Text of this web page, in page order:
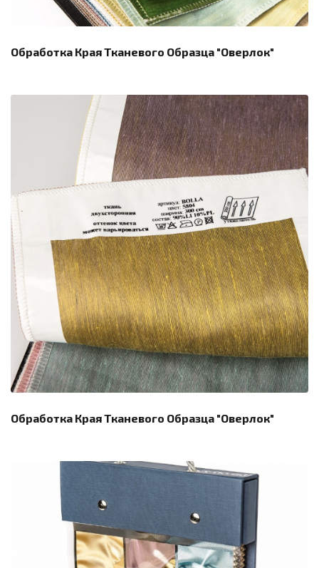
Обработка Края Тканевого Образца "оверлок"
Обработка Края Тканевого Образца "оверлок"